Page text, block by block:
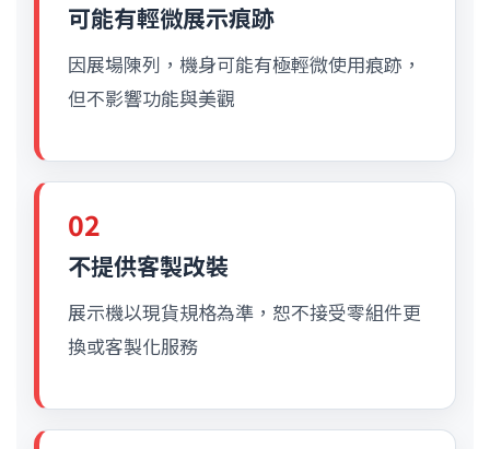
可能有輕微展示痕跡
因展場陳列，機身可能有極輕微使用痕跡，
但不影響功能與美觀
02
不提供客製改裝
展示機以現貨規格為準，恕不接受零組件更
換或客製化服務